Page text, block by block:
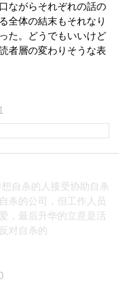
ながらそれぞれの話の
全体の結末もそれなり
た。どうでもいいけど
者層の変わりそうな表
自杀的人接受协助自杀
杀的公司，但工作人员
，最后升华的立意是活
对自杀的